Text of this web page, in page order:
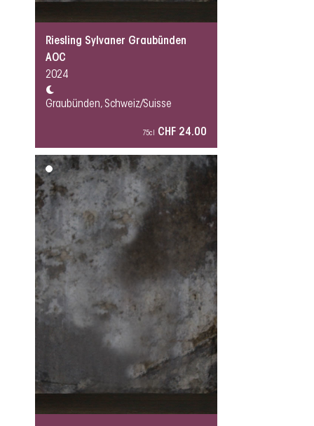
Riesling Sylvaner Graubünden
AOC
2024
Graubünden, Schweiz/Suisse
75cl CHF 24.00